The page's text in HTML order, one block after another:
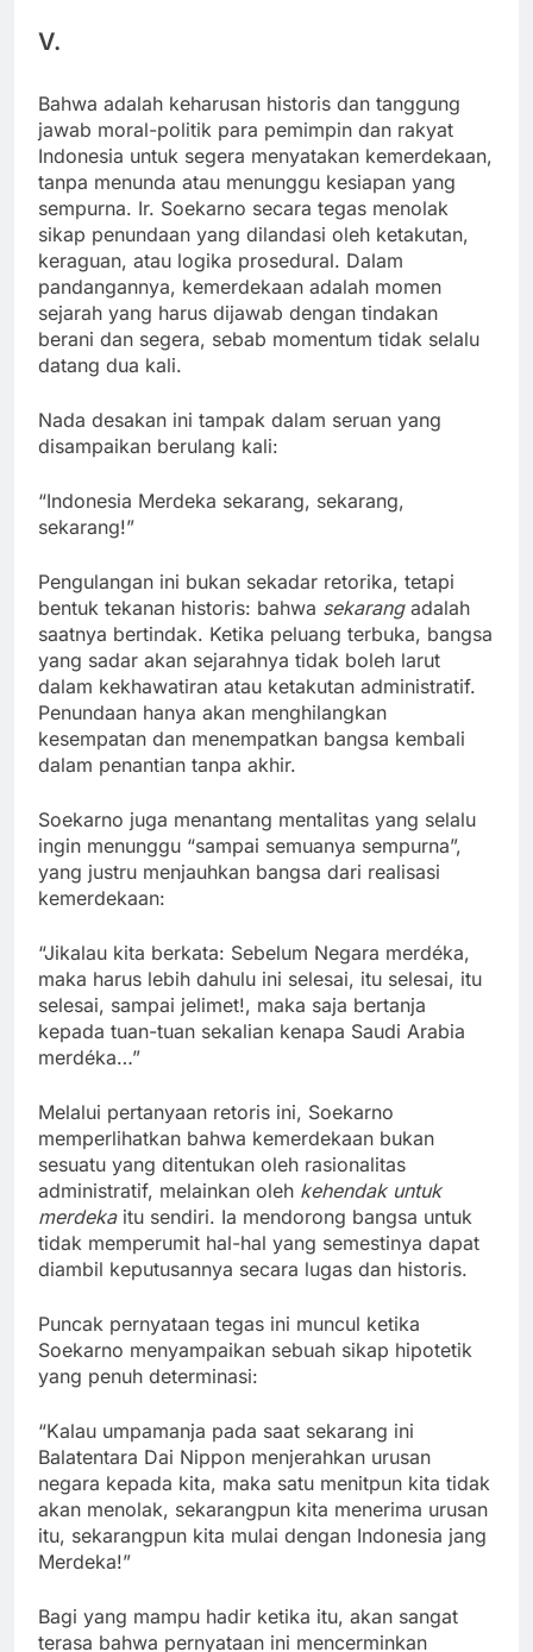
V.
Bahwa adalah keharusan historis dan tanggung
jawab moral-politik para pemimpin dan rakyat
Indonesia untuk segera menyatakan kemerdekaan,
tanpa menunda atau menunggu kesiapan yang
sempurna. Ir. Soekarno secara tegas menolak
sikap penundaan yang dilandasi oleh ketakutan,
keraguan, atau logika prosedural. Dalam
pandangannya, kemerdekaan adalah momen
sejarah yang harus dijawab dengan tindakan
berani dan segera, sebab momentum tidak selalu
datang dua kali.
Nada desakan ini tampak dalam seruan yang
disampaikan berulang kali:
“Indonesia Merdeka sekarang, sekarang,
sekarang!”
Pengulangan ini bukan sekadar retorika, tetapi
bentuk tekanan historis: bahwa sekarangadalah
saatnya bertindak. Ketika peluang terbuka, bangsa
yang sadar akan sejarahnya tidak boleh larut
dalam kekhawatiran atau ketakutan administratif.
Penundaan hanya akan menghilangkan
kesempatan dan menempatkan bangsa kembali
dalam penantian tanpa akhir.
Soekarno juga menantang mentalitas yang selalu
ingin menunggu “sampai semuanya sempurna”,
yang justru menjauhkan bangsa dari realisasi
kemerdekaan:
“Jikalau kita berkata: Sebelum Negara merdéka,
maka harus lebih dahulu ini selesai, itu selesai, itu
selesai, sampai jelimet!, maka saja bertanja
kepada tuan-tuan sekalian kenapa Saudi Arabia
merdéka…”
Melalui pertanyaan retoris ini, Soekarno
memperlihatkan bahwa kemerdekaan bukan
sesuatu yang ditentukan oleh rasionalitas
administratif, melainkan oleh kehendak untuk
merdekaitu sendiri. Ia mendorong bangsa untuk
tidak memperumit hal-hal yang semestinya dapat
diambil keputusannya secara lugas dan historis.
Puncak pernyataan tegas ini muncul ketika
Soekarno menyampaikan sebuah sikap hipotetik
yang penuh determinasi:
“Kalau umpamanja pada saat sekarang ini
Balatentara Dai Nippon menjerahkan urusan
negara kepada kita, maka satu menitpun kita tidak
akan menolak, sekarangpun kita menerima urusan
itu, sekarangpun kita mulai dengan Indonesia jang
Merdeka!”
Bagi yang mampu hadir ketika itu, akan sangat
terasa bahwa pernyataan ini mencerminkan